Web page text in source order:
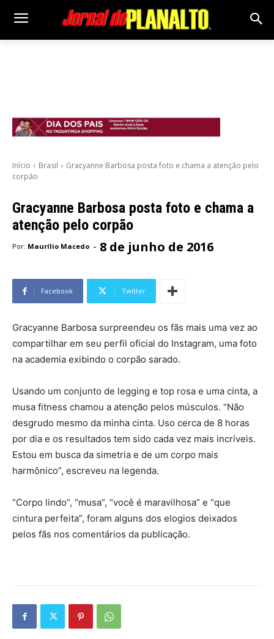
Início Brasil
Gracyanne Barbosa posta foto e chama a atenção pelo
corpão
Gracyanne Barbosa posta foto e chama a
atenção pelo corpão
Por: Maurílio Macedo - 8 de junho de 2016
Facebook Twitter
Gracyanne Barbosa surpreendeu os fãs mais uma vez ao
compartilhar em seu perfil oficial do Instagram, uma foto
na academia exibindo o corpão sarado.
Usando um conjunto de legging e top rosa e uma cinta, a
musa fitness chamou a atenção pelos músculos. “Não
desgrudo mesmo da minha cinta. Uso cerca de 8 horas
por dia e os resultados tem sido cada vez mais incríveis.
Estou em busca da simetria e de um corpo mais
harmônico”, escreveu na legenda.
“Corpo lindo”, “musa”, “você é maravilhosa” e “que
cintura perfeita”, foram alguns dos elogios deixados
pelos fãs nos comentários da publicação.